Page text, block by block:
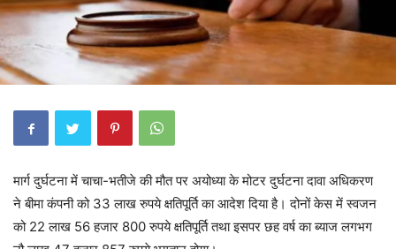
मार्ग दुर्घटना में चाचा-भतीजे की मौत पर अयोध्या के मोटर दुर्घटना दावा अधिकरण
ने बीमा कंपनी को 33 लाख रुपये क्षतिपूर्ति का आदेश दिया है। दोनों केस में स्वजन
को 22 लाख 56 हजार 800 रुपये क्षतिपूर्ति तथा इसपर छह वर्ष का ब्याज लगभग